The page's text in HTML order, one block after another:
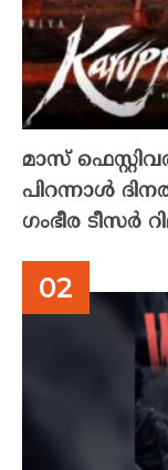
മാസ്
പിറന്നാൾ
ഗംഭീര ടീസർ